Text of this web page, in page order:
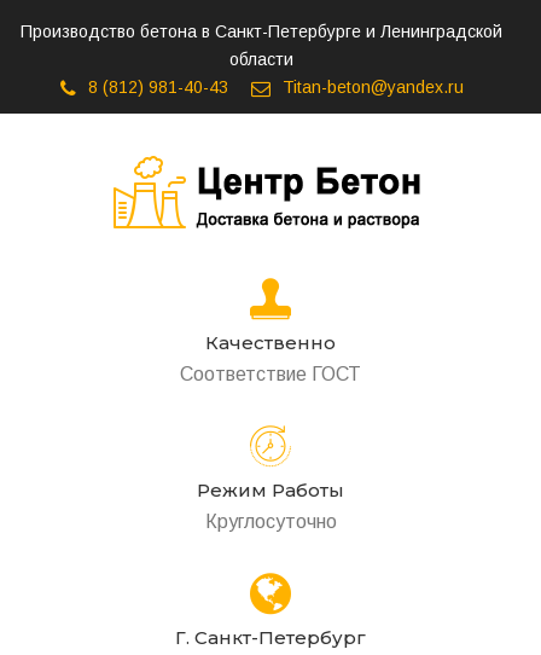
Производство бетона в Санкт-Петербурге и Ленинградской
области
8 (812) 981-40-43
Titan-beton@yandex.ru
Качественно
Соответствие ГОСТ
Режим Работы
Круглосуточно
Г. Санкт-Петербург